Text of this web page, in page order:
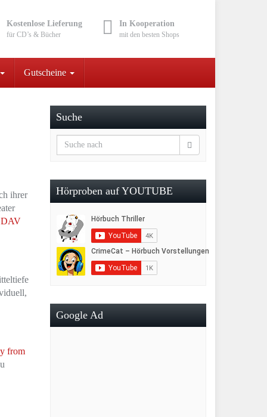
Kostenlose Lieferung
für CD’s & Bücher
In Kooperation
mit den besten Shops
Gutscheine
ihrer
DAV
from
Suche
Hörproben auf YOUTUBE
Google Ad